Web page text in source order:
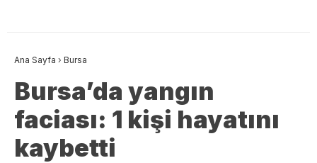
Ana Sayfa › Bursa
Bursa’da yangın
faciası: 1 kişi hayatını
kaybetti